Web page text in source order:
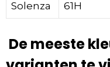
Solenza 61H
De meeste